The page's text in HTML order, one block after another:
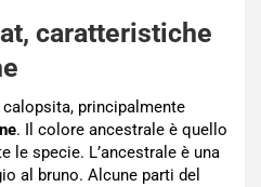
caratteristiche
principalmente
. Il colore ancestrale è quello
le specie. L’ancestrale è una
al bruno. Alcune parti del